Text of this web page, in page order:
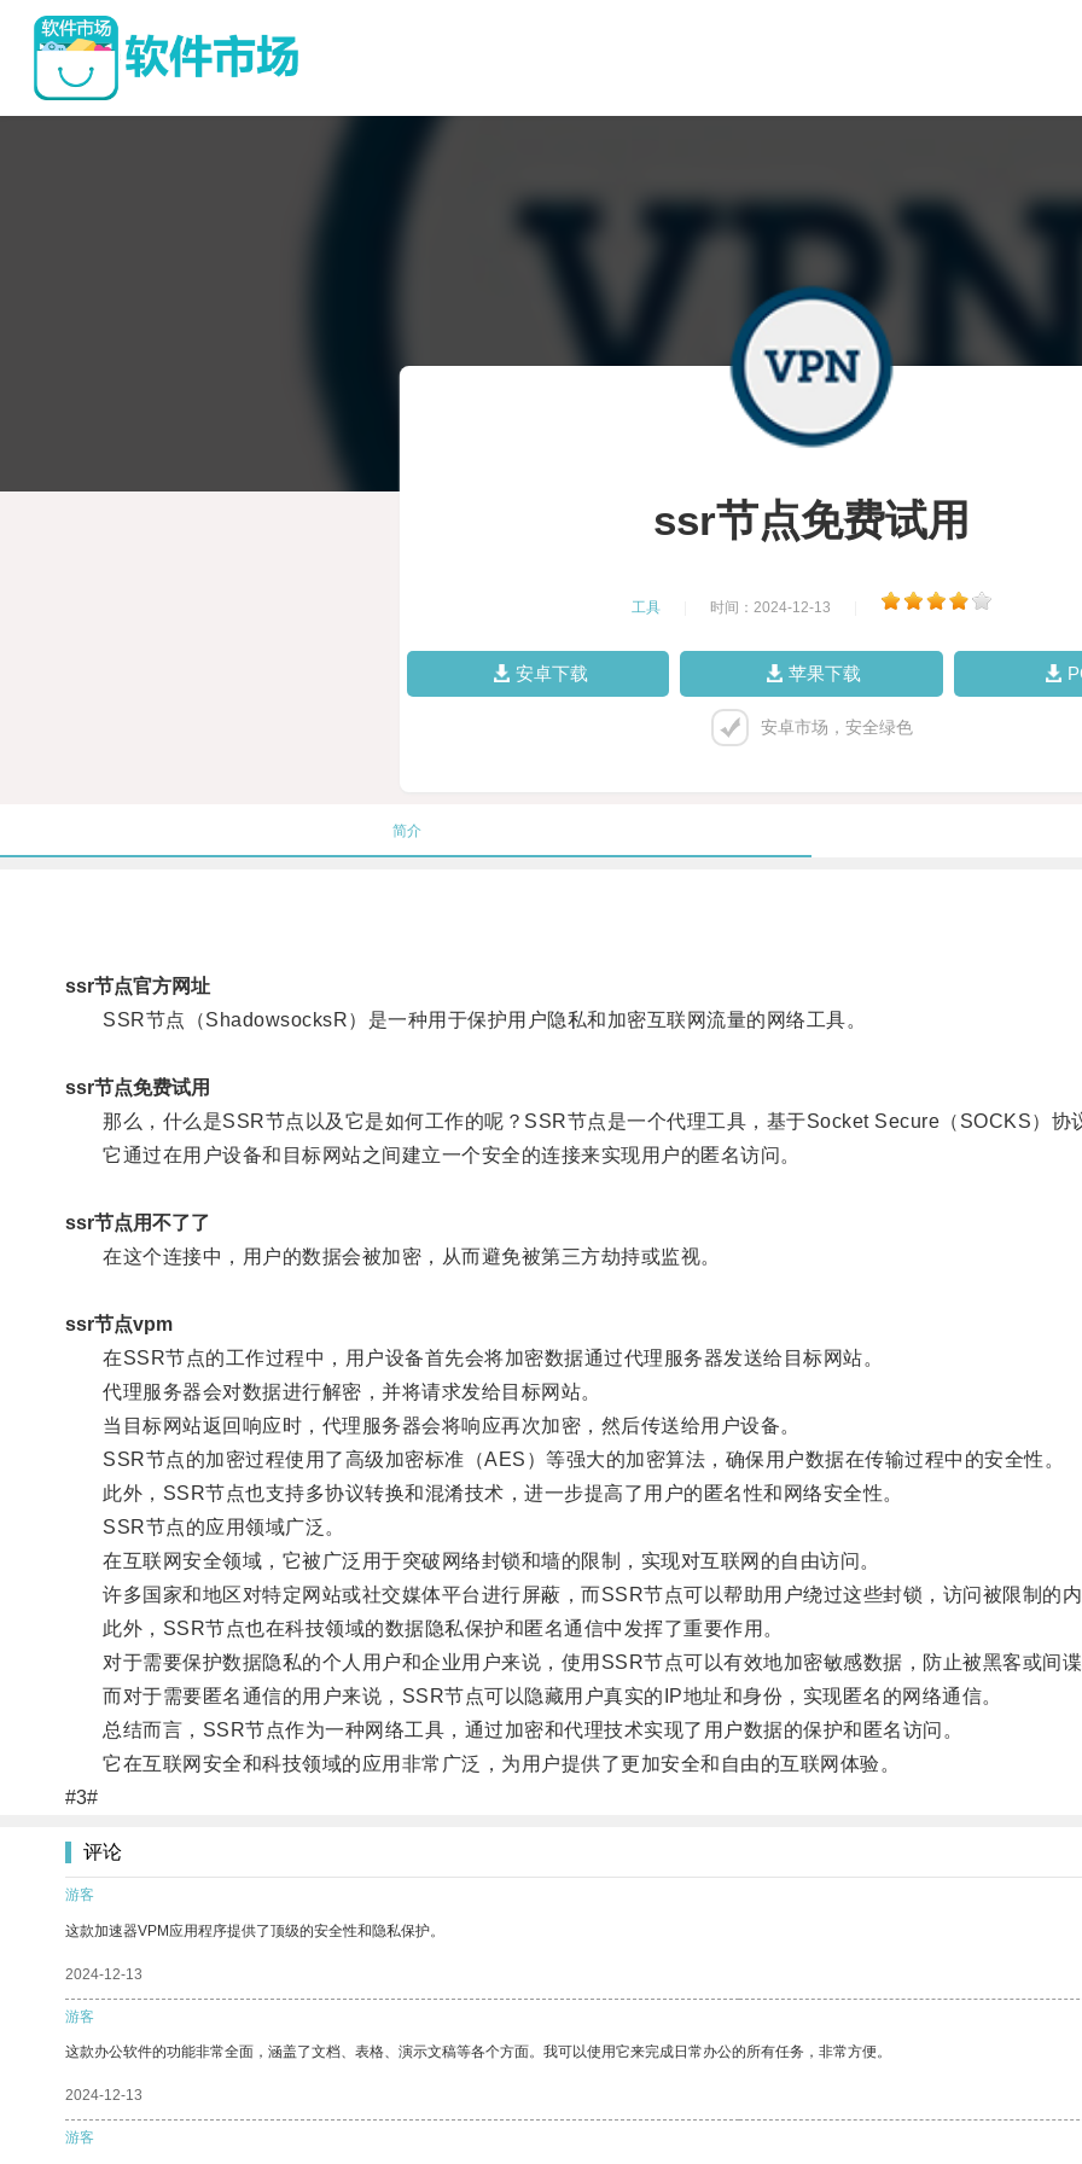
ssr节点免费试用
工具 时间：2024-12-13
安卓下载 苹果下载
安卓市场，安全绿色
简介
ssr节点官方网址
SSR节点（ShadowsocksR）是一种用于保护用户隐私和加密互联网流量的网络工具。
ssr节点免费试用
那么，什么是SSR节点以及它是如何工作的呢？SSR节点是一个代理工具，基于Socket Secure（SOCKS）协
它通过在用户设备和目标网站之间建立一个安全的连接来实现用户的匿名访问。
ssr节点用不了了
在这个连接中，用户的数据会被加密，从而避免被第三方劫持或监视。
ssr节点vpm
在SSR节点的工作过程中，用户设备首先会将加密数据通过代理服务器发送给目标网站。
代理服务器会对数据进行解密，并将请求发给目标网站。
当目标网站返回响应时，代理服务器会将响应再次加密，然后传送给用户设备。
SSR节点的加密过程使用了高级加密标准（AES）等强大的加密算法，确保用户数据在传输过程中的安全性。
此外，SSR节点也支持多协议转换和混淆技术，进一步提高了用户的匿名性和网络安全性。
SSR节点的应用领域广泛。
在互联网安全领域，它被广泛用于突破网络封锁和墙的限制，实现对互联网的自由访问。
许多国家和地区对特定网站或社交媒体平台进行屏蔽，而SSR节点可以帮助用户绕过这些封锁，访问被限制的内
此外，SSR节点也在科技领域的数据隐私保护和匿名通信中发挥了重要作用。
对于需要保护数据隐私的个人用户和企业用户来说，使用SSR节点可以有效地加密敏感数据，防止被黑客或间谍
而对于需要匿名通信的用户来说，SSR节点可以隐藏用户真实的IP地址和身份，实现匿名的网络通信。
总结而言，SSR节点作为一种网络工具，通过加密和代理技术实现了用户数据的保护和匿名访问。
它在互联网安全和科技领域的应用非常广泛，为用户提供了更加安全和自由的互联网体验。
#3#
评论
游客
这款加速器VPM应用程序提供了顶级的安全性和隐私保护。
2024-12-13
游客
这款办公软件的功能非常全面，涵盖了文档、表格、演示文稿等各个方面。我可以使用它来完成日常办公的所有任务，非常方便。
2024-12-13
游客